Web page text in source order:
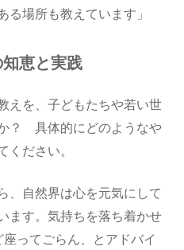
る場所も教えています」
恵と実践
を、子どもたちや若い世
？ 具体的にどのようなや
ださい。
、自然界は心を元気にして
ます。気持ちを落ち着かせ
ってごらん、とアドバイ